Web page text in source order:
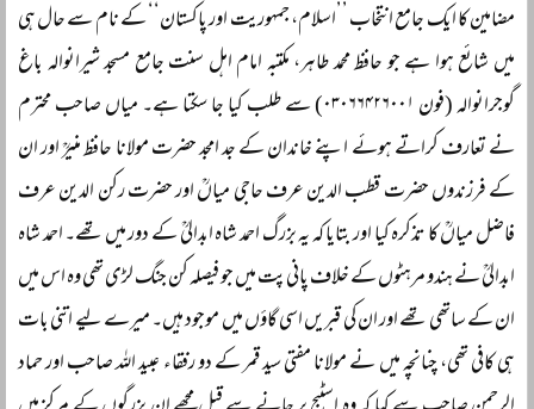
مضامین کا ایک جامع انتخاب ’’اسلام، جمہوریت اور پاکستان‘‘ کے نام سے حال ہی
میں شائع ہوا ہے جو حافظ محمد طاہر، مکتبہ امام اہل سنت جامع مسجد شیرانوالہ باغ
گوجرانوالہ (فون ۰۳۰۶۶۴۲۶۰۰۱) سے طلب کیا جا سکتا ہے۔ میاں صاحب محترم
نے تعارف کراتے ہوئے اپنے خاندان کے جد امجد حضرت مولانا حافظ منیرؒ اور ان
کے فرزندوں حضرت قطب الدین عرف حاجی میاںؒ اور حضرت رکن الدین عرف
فاضل میاںؒ کا تذکرہ کیا اور بتایا کہ یہ بزرگ احمد شاہ ابدالیؒ کے دور میں تھے۔ احمد شاہ
ابدالیؒ نے ہندو مرہٹوں کے خلاف پانی پت میں جو فیصلہ کن جنگ لڑی تھی وہ اس میں
ان کے ساتھی تھے اور ان کی قبریں اسی گاؤں میں موجود ہیں۔ میرے لیے اتنی بات
ہی کافی تھی، چنانچہ میں نے مولانا مفتی سید قمر کے دو رفقاء عبید اللہ صاحب اور حماد